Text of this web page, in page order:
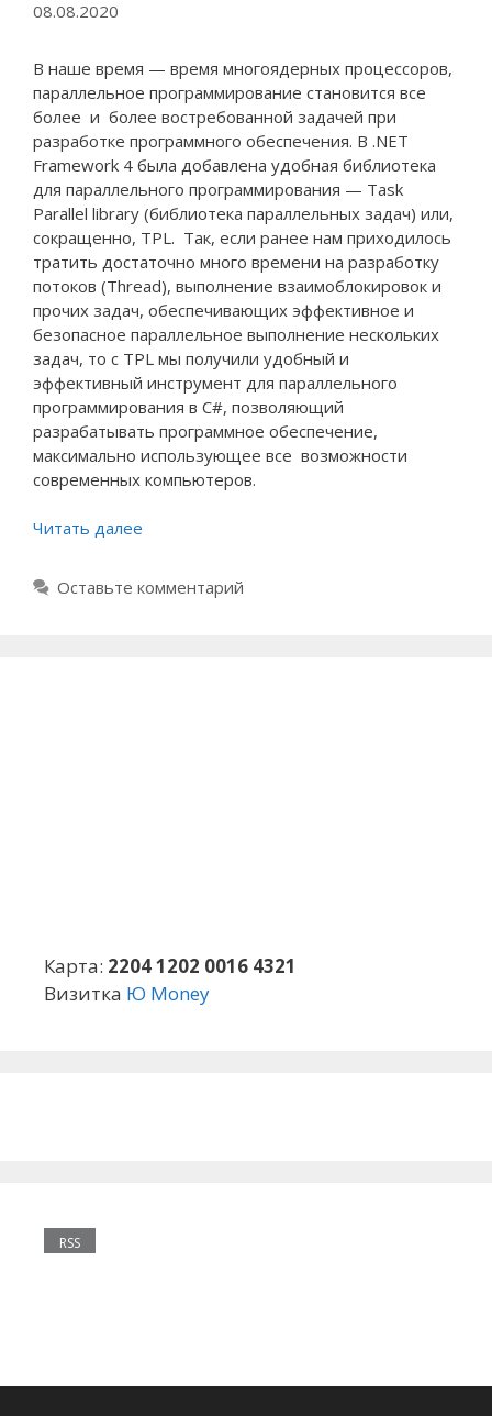
08.08.2020
В наше время — время многоядерных процессоров,
параллельное программирование становится все
более и более востребованной задачей при
разработке программного обеспечения. В .NET
Framework 4 была добавлена удобная библиотека
для параллельного программирования — Task
Parallel library (библиотека параллельных задач) или,
сокращенно, TPL. Так, если ранее нам приходилось
тратить достаточно много времени на разработку
потоков (Thread), выполнение взаимоблокировок и
прочих задач, обеспечивающих эффективное и
безопасное параллельное выполнение нескольких
задач, то с TPL мы получили удобный и
эффективный инструмент для параллельного
программирования в C#, позволяющий
разрабатывать программное обеспечение,
максимально использующее все возможности
современных компьютеров.
Читать далее
Оставьте комментарий
Карта: 2204 1202 0016 4321
Визитка Ю Money
RSS